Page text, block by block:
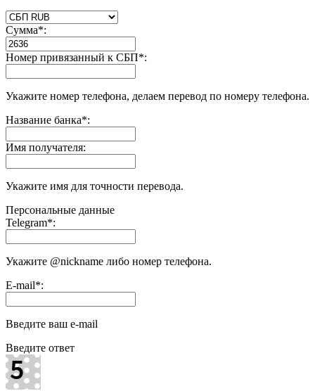
Сумма*:
Номер привязанный к СБП*:
Укажите номер телефона, делаем перевод по номеру телефона.
Название банка*:
Имя получателя:
Укажите имя для точности перевода.
Персональные данные
Telegram*:
Укажите @nickname либо номер телефона.
E-mail*:
Введите ваш e-mail
Введите ответ